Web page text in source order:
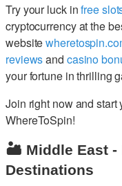
Try your luck infree
cryptocurrency at the
website
reviewsand casino
your fortune in thrilling
Join right now and
WhereToSpin!
🏜️ Middle East -
Destinations